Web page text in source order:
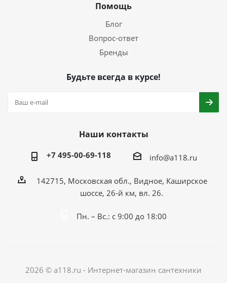
Помощь
Блог
Вопрос-ответ
Бренды
Будьте всегда в курсе!
Наши контакты
+7 495-00-69-118 info@a118.ru
142715, Московская обл., Видное, Каширское
шоссе, 26-й км, вл. 26.
Пн. – Вс.: с 9:00 до 18:00
2026 © a118.ru - Интернет-магазин сантехники